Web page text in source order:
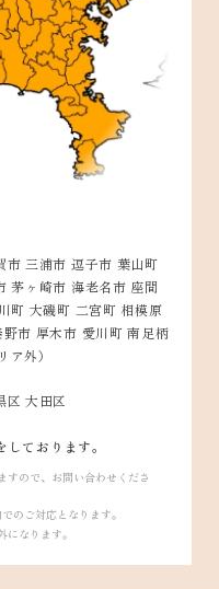
市 三浦市 逗子市 葉山町
茅ヶ崎市 海老名市 座間
町 大磯町 二宮町 相模原
野市 厚木市 愛川町 南足柄
ア外）
区 大田区
ております。
すので、お問い合わせくださ
のご対応となります。
なります。